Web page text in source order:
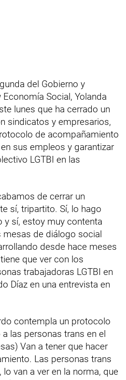
del Gobierno y
Social, Yolanda
lunes que ha cerrado un
sindicatos y empresarios,
de acompañamiento
sus empleos y garantizar
LGTBI en las
de cerrar un
sí, tripartito. Sí, lo hago
y sí, estoy muy contenta
mesas de diálogo social
desde hace meses
que ver con los
trabajadoras LGTBI en
Díaz en una entrevista en
contempla un protocolo
las personas trans en el
Van a tener que hacer
Las personas trans
lo van a ver en la norma, que